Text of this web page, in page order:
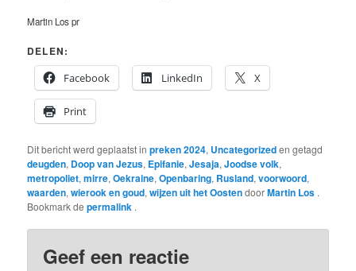
Martin Los pr
DELEN:
Facebook
LinkedIn X
Print
Dit bericht werd geplaatst inpreken 2024, Uncategorizeden getagd
deugden, Doop van Jezus, Epifanie,Jesaja,Joodse volk,
metropoliet,mirre,Oekraine,Openbaring, Rusland,voorwoord,
waarden,wierook en goud,wijzen uit het OostendoorMartin Los .
Bookmark depermalink .
Geef een reactie